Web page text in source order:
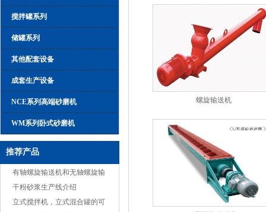
搅拌罐系列
储罐系列
其他配套设备
成套生产设备
NCE系列高端砂磨机
WM系列卧式砂磨机
推荐产品
有轴螺旋输送机和无轴螺旋输
送机不同之处
干粉砂浆生产线介绍
立式搅拌机，立式混合罐的可
螺旋输送机